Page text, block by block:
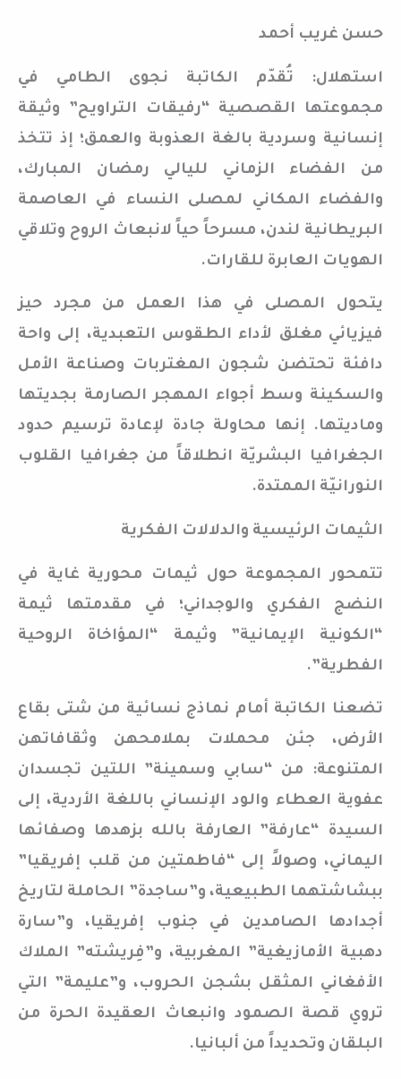
حسن غريب أحمد
استهلال: تُقدّم الكاتبة نجوى الطامي في
مجموعتها القصصية “رفيقات التراويح” وثيقة
إنسانية وسردية بالغة العذوبة والعمق؛ إذ تتخذ
من الفضاء الزماني لليالي رمضان المبارك،
والفضاء المكاني لمصلى النساء في العاصمة
البريطانية لندن، مسرحاً حياً لانبعاث الروح وتلاقي
الهويات العابرة للقارات.
يتحول المصلى في هذا العمل من مجرد حيز
فيزيائي مغلق لأداء الطقوس التعبدية، إلى واحة
دافئة تحتضن شجون المغتربات وصناعة الأمل
والسكينة وسط أجواء المهجر الصارمة بجديتها
وماديتها. إنها محاولة جادة لإعادة ترسيم حدود
الجغرافيا البشريّة انطلاقاً من جغرافيا القلوب
النورانيّة الممتدة.
الثيمات الرئيسية والدلالات الفكرية
تتمحور المجموعة حول ثيمات محورية غاية في
النضج الفكري والوجداني؛ في مقدمتها ثيمة
“الكونية الإيمانية” وثيمة “المؤاخاة الروحية
الفطرية”.
تضعنا الكاتبة أمام نماذج نسائية من شتى بقاع
الأرض، جئن محملات بملامحهن وثقافاتهن
المتنوعة: من “سابي وسمينة” اللتين تجسدان
عفوية العطاء والود الإنساني باللغة الأردية، إلى
السيدة “عارفة” العارفة بالله بزهدها وصفائها
اليماني، وصولاً إلى “فاطمتين من قلب إفريقيا”
ببشاشتهما الطبيعية، و”ساجدة” الحاملة لتاريخ
أجدادها الصامدين في جنوب إفريقيا، و”سارة
دهبية الأمازيغية” المغربية، و”فِريشته” الملاك
الأفغاني المثقل بشجن الحروب، و”عليمة” التي
تروي قصة الصمود وانبعاث العقيدة الحرة من
البلقان وتحديداً من ألبانيا.